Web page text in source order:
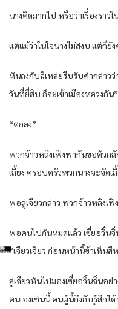
นางคิดมากไป หรือว่าเรื่องราวใ
แต่แม้ว่าในใจนางไม่สงบ แต่ก็
หันถงกับฉีเหล่ยรีบรับคำกล่าวว่
วันที่ยี่สิบ ก็จะเข้าเมืองหลวงกัน”
“ตกลง”
พวกจ้าวหลิงเฟิงพากันขอตัวก
เลี้ยง ครอบครัวพวกนางจะจัดเลี้
พอลู่เจียวกล่าว พวกจ้าวหลิงเฟิ
พอคนไปกันหมดแล้ว เซี่ยอวิ๋นจิ่
“เจียวเจียว ก่อนหน้านี้ข้าเห็นสี
ลู่เจียวหันไปมองเซี่ยอวิ๋นจิ่นอย่
ตนเองเช่นนี้ คนผู้นี้ถึงกับรู้สึกได้